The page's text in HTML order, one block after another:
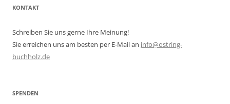
KONTAKT
Schreiben Sie uns gerne Ihre Meinung!
Sie erreichen uns am besten per E-Mail an info@ostring-
buchholz.de
SPENDEN